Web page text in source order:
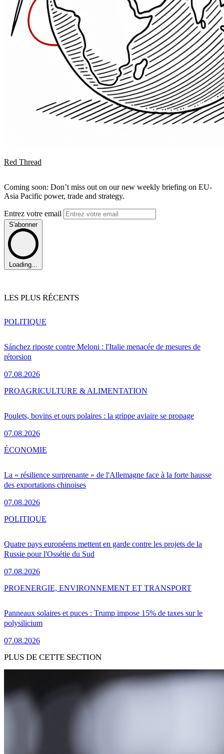
Red Thread
Coming soon: Don’t miss out on our new weekly briefing on EU-
Asia Pacific power, trade and strategy.
Entrez votre email
S'abonner
Loading...
LES PLUS RÉCENTS
Sánchez riposte contre Meloni : l'Italie menacée de mesures de
rétorsion
07.08.2026
POLITIQUE
Poulets, bovins et ours polaires : la grippe aviaire se propage
07.08.2026
PROAGRICULTURE & ALIMENTATION
La « résilience surprenante » de l'Allemagne face à la forte hausse
des exportations chinoises
07.08.2026
ÉCONOMIE
Quatre pays européens mettent en garde contre les projets de la
Russie pour l'Ossétie du Sud
07.08.2026
POLITIQUE
Panneaux solaires et puces : Trump impose 15% de taxes sur le
polysilicium
07.08.2026
PROENERGIE, ENVIRONNEMENT ET TRANSPORT
PLUS DE CETTE SECTION